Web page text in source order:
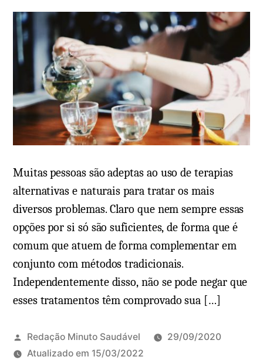
Muitas pessoas são adeptas ao uso de terapias
alternativas e naturais para tratar os mais
diversos problemas. Claro que nem sempre essas
opções por si só são suficientes, de forma que é
comum que atuem de forma complementar em
conjunto com métodos tradicionais.
Independentemente disso, não se pode negar que
esses tratamentos têm comprovado sua […]
Redação Minuto Saudável
29/09/2020
Atualizado em 15/03/2022